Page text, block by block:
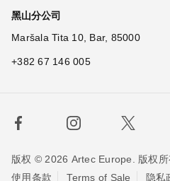
黑山分公司
Maršala Tita 10, Bar, 85000
+382 67 146 005
版权 © 2026 Artec Europe. 版权所
使用条款
Terms of Sale 隐私